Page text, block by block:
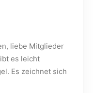
liebe Mitglieder
es leicht
Es zeichnet sich